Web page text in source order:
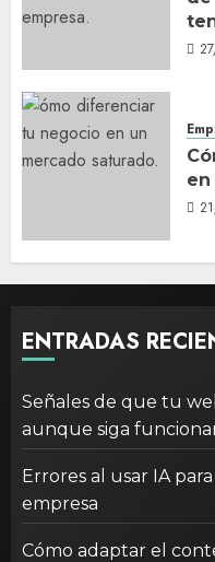
ENTRADAS
Señales de que tu
aunque siga
Errores al usar IA
empresa
Cómo adaptar el